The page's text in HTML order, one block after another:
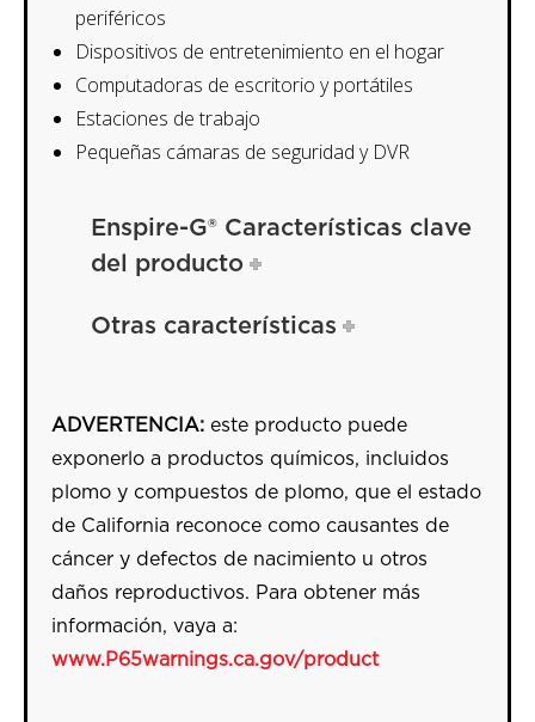
periféricos
Dispositivos de entretenimiento en el hogar
Computadoras de escritorio y portátiles
Estaciones de trabajo
Pequeñas cámaras de seguridad y DVR
Enspire-G® Características clave
del producto
Otras características
ADVERTENCIA: este producto puede
exponerlo a productos químicos, incluidos
plomo y compuestos de plomo, que el estado
de California reconoce como causantes de
cáncer y defectos de nacimiento u otros
daños reproductivos. Para obtener más
información, vaya a:
www.P65warnings.ca.gov/product